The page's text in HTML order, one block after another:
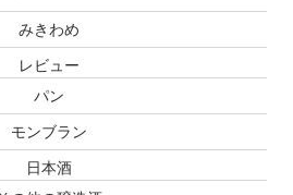
みきわめ
レビュー
パン
モンブラン
日本酒